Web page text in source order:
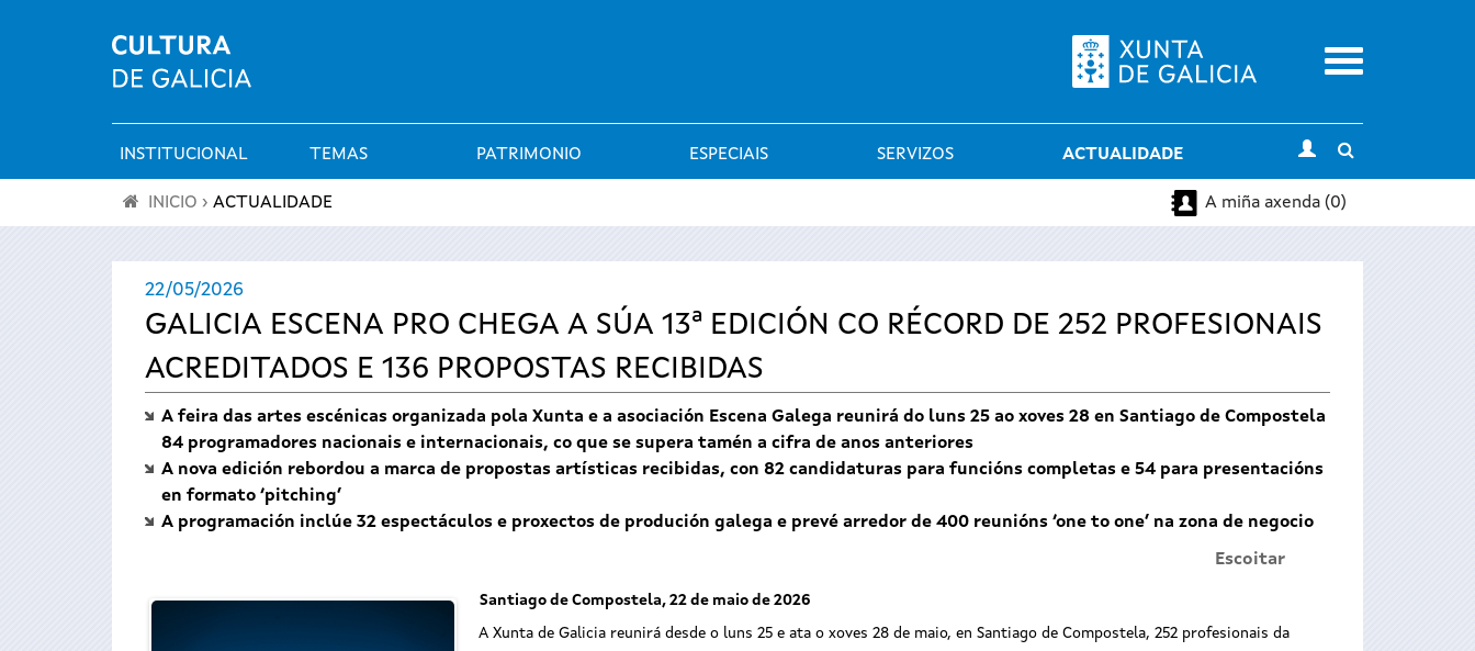
Menu
Menú
principal
INSTITUCIONAL TEMAS PATRIMONIO ESPECIAIS SERVIZOS ACTUALIDADE
search
está
INICIO › ACTUALIDADE A miña axenda (0)
22/05/2026
GALICIA ESCENA PRO CHEGA A SÚA 13ª EDICIÓN CO RÉCORD DE 252 PROFESIONAIS
ACREDITADOS E 136 PROPOSTAS RECIBIDAS
A feira das artes escénicas organizada pola Xunta e a asociación Escena Galega reunirá do luns 25 ao xoves 28 en Santiago de Compostela
84 programadores nacionais e internacionais, co que se supera tamén a cifra de anos anteriores
A nova edición rebordou a marca de propostas artísticas recibidas, con 82 candidaturas para funcións completas e 54 para presentacións
en formato ‘pitching’
A programación inclúe 32 espectáculos e proxectos de produción galega e prevé arredor de 400 reunións ‘one to one’ na zona de negocio
Escoitar
Santiago de Compostela, 22 de maio de 2026
A Xunta de Galicia reunirá desde o luns 25 e ata o xoves 28 de maio, en Santiago de Compostela, 252 profesionais da